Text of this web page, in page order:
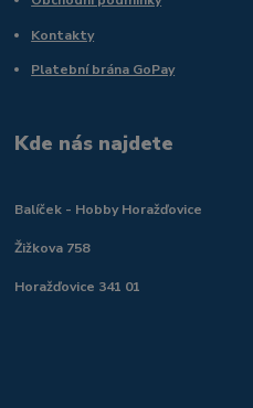
Kontakty
Platební brána GoPay
Kde nás najdete
Balíček - Hobby Horažďovice
Žižkova 758
Horažďovice 341 01